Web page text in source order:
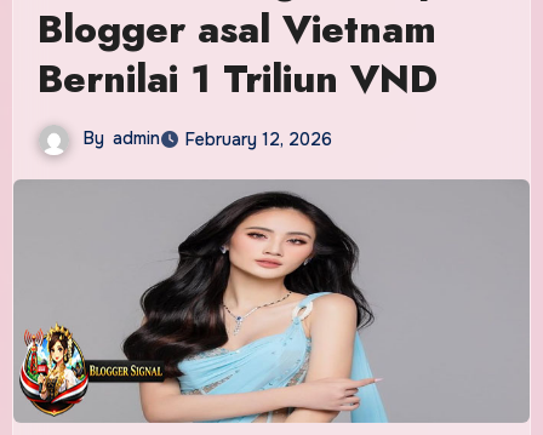
Blogger asal Vietnam
Bernilai 1 Triliun VND
By admin February 12, 2026